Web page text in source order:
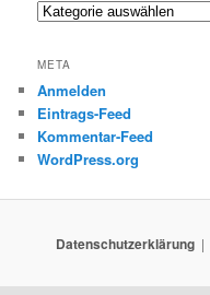
Kategorien
META
Anmelden
Eintrags-Feed
Kommentar-Feed
WordPress.org
Datenschutzerklärung